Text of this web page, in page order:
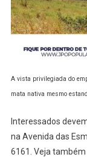
A vista privilegiada do
mata nativa mesmo
Interessados
na Avenida das
6161. Veja